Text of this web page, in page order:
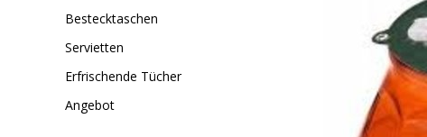
Bestecktaschen
Servietten
Erfrischende Tücher
Angebot